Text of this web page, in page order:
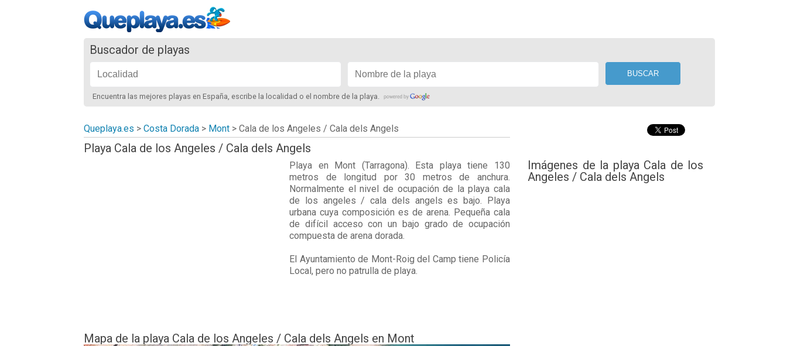
Buscador de playas
Encuentra las mejores playas en España, escribe la localidad o el nombre de la playa.
Queplaya.es > Costa Dorada > Mont > Cala de los Angeles / Cala dels Angels
Playa Cala de los Angeles / Cala dels Angels
Playa en Mont (Tarragona). Esta playa tiene 130
metros de longitud por 30 metros de anchura.
Normalmente el nivel de ocupación de la playa cala
de los angeles / cala dels angels es bajo. Playa
urbana cuya composición es de arena. Pequeña cala
de difícil acceso con un bajo grado de ocupación
compuesta de arena dorada.
El Ayuntamiento de Mont-Roig del Camp tiene Policía
Local, pero no patrulla de playa.
Mapa de la playa Cala de los Angeles / Cala dels Angels en Mont
Imágenes de la playa Cala de los
Angeles / Cala dels Angels